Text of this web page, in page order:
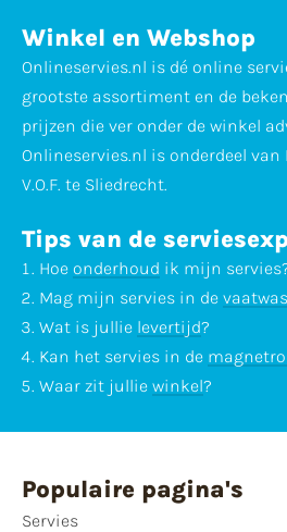
Winkel en Webshop
Onlineservies.nl is dé online
grootste assortiment en de
prijzen die ver onder de winkel
Onlineservies.nl is onderdeel van
V.O.F. te Sliedrecht.
Tips van de
Hoe onderhoud ik mijn
Mag mijn servies in de
Wat is jullie levertijd?
Kan het servies in de
Waar zit jullie winkel?
Populaire pagina's
Servies